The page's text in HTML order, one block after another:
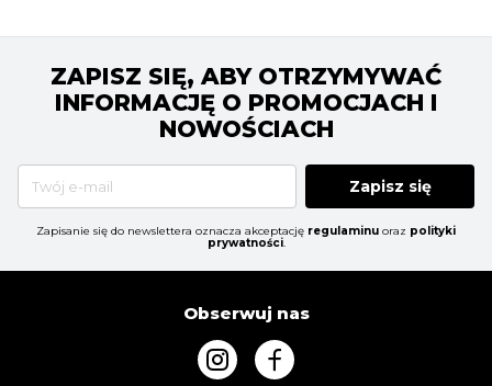
ZAPISZ SIĘ, ABY OTRZYMYWAĆ
INFORMACJĘ O PROMOCJACH I
NOWOŚCIACH
Zapisz się
Zapisanie się do newslettera oznacza akceptację regulaminu oraz polityki
prywatności.
Obserwuj nas